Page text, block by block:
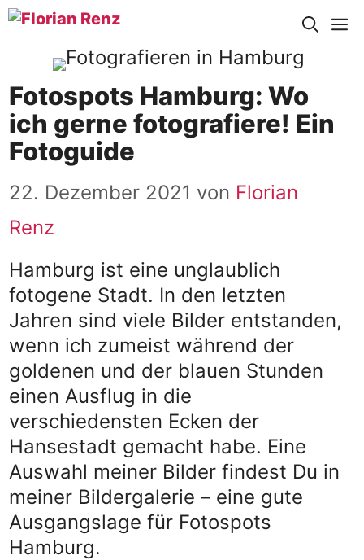
Zum
springen
Fotospots Hamburg: Wo
ich gerne fotografiere! Ein
Fotoguide
22. Dezember 2021 von Florian
Renz
Hamburg ist eine unglaublich
fotogene Stadt. In den letzten
Jahren sind viele Bilder entstanden,
wenn ich zumeist während der
goldenen und der blauen Stunden
einen Ausflug in die
verschiedensten Ecken der
Hansestadt gemacht habe. Eine
Auswahl meiner Bilder findest Du in
meiner Bildergalerie – eine gute
Ausgangslage für Fotospots
Hamburg.